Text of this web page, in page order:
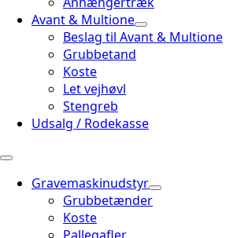
Avant & Multione
Beslag til Avant & Multione
Grubbetand
Koste
Let vejhøvl
Stengreb
Udsalg / Rodekasse
Gravemaskinudstyr
Grubbetænder
Koste